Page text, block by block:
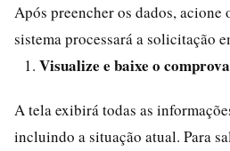
Após preencher os dados, acione
sistema processará a solicitação
Visualize e baixe o
A tela exibirá todas as
incluindo a situação atual. Para